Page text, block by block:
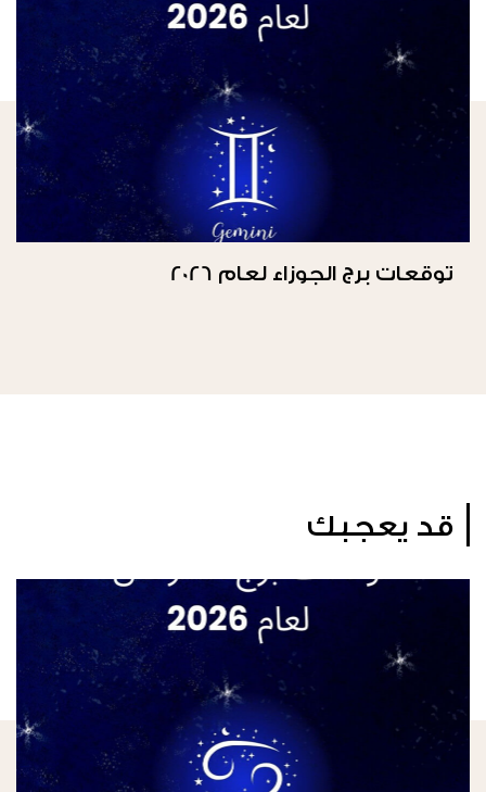
توقعات برج الجوزاء لعام 2026
قد يعجبك